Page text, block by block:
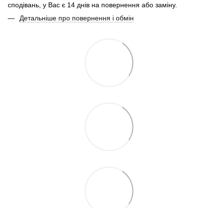
сподівань, у Вас є 14 днів на повернення або заміну.
Детальніше про повернення і обмін